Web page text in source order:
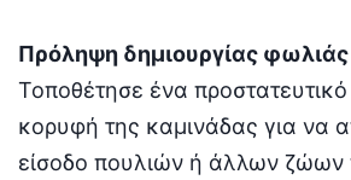
Πρόληψη δημιουργίας
Τοποθέτησε ένα
κορυφή της καμινάδας για να
είσοδο πουλιών ή άλλων ζώων